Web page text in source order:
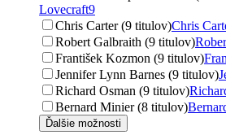
Lovecraft9
Chris Carter (9 titulov)Chris
Robert Galbraith (9 titulov)
František Kozmon (9 titulov)
Jennifer Lynn Barnes (9 titulov)
Richard Osman (9 titulov)
Bernard Minier (8 titulov)
Ďalšie možnosti